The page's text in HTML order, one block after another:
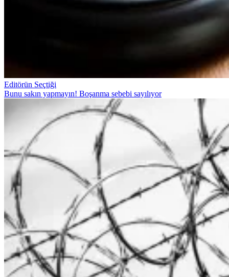
Editörün Seçtiği
Bunu sakın yapmayın! Boşanma sebebi sayılıyor